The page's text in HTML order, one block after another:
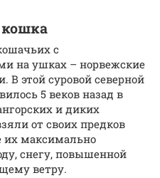
кошка
с
на ушках – норвежские
В этой суровой северной
5 веков назад в
и диких
от своих предков
их максимально
снегу, повышенной
ветру.